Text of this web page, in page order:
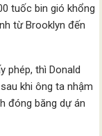
tuốc bin gió khổng
từ Brooklyn đến
phép, thì Donald
khi ông ta nhậm
đóng băng dự án